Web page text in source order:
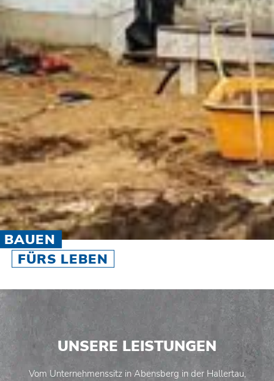
BAUEN
FÜRS LEBEN
UNSERE LEISTUNGEN
Vom Unternehmenssitz in Abensberg in der Hallertau,